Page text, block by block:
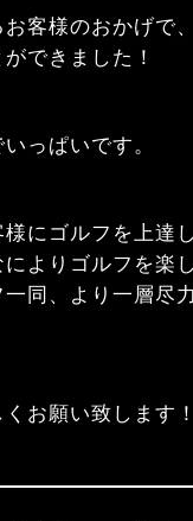
客様のおかげで
できました！
っぱいです。
にゴルフを上達
よりゴルフを楽
同、より一層尽
お願い致します！